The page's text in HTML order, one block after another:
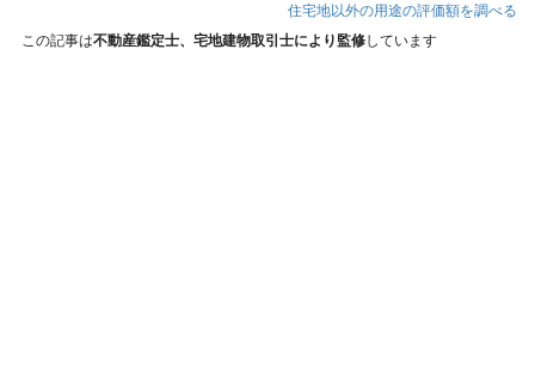
住宅地以外の用途の評価額を調べる
この記事は不動産鑑定士、宅地建物取引士により監修しています